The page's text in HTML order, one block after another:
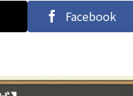
Facebook